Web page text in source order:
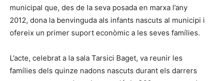
municipal que, des de la seva posada en marxa l’any
2012, dona la benvinguda als infants nascuts al municipi i
ofereix un primer suport econòmic a les seves famílies.
L’acte, celebrat a la sala Tarsici Baget, va reunir les
famílies dels quinze nadons nascuts durant els darrers